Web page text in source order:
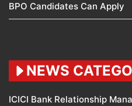
BPO Candidates Can Apply
NEWS
ICICI Bank Relationship